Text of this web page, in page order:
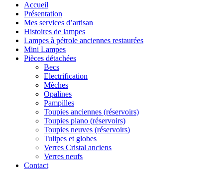
Accueil
Présentation
Mes services d’artisan
Histoires de lampes
Lampes à pétrole anciennes restaurées
Mini Lampes
Pièces détachées
Becs
Electrification
Mèches
Opalines
Pampilles
Toupies anciennes (réservoirs)
Toupies piano (réservoirs)
Toupies neuves (réservoirs)
Tulipes et globes
Verres Cristal anciens
Verres neufs
Contact